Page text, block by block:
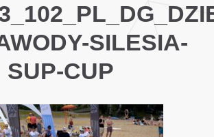
SILESIA-
SUP-CUP